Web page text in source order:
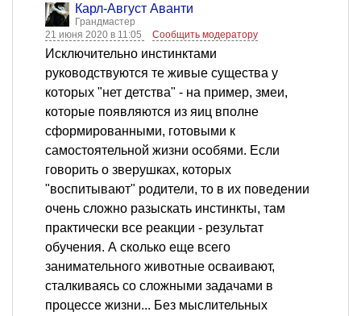
Карл-Август Аванти
Грандмастер
21 июня 2020 в 11:05
Сообщить модератору
Исключительно инстинктами
руководствуются те живые существа у
которых "нет детства" - на пример, змеи,
которые появляются из яиц вполне
сформированными, готовыми к
самостоятельной жизни особями. Если
говорить о зверушках, которых
"воспитывают" родители, то в их поведении
очень сложно разыскать инстинкты, там
практически все реакции - результат
обучения. А сколько еще всего
занимательного животные осваивают,
сталкиваясь со сложными задачами в
процессе жизни... Без мыслительных